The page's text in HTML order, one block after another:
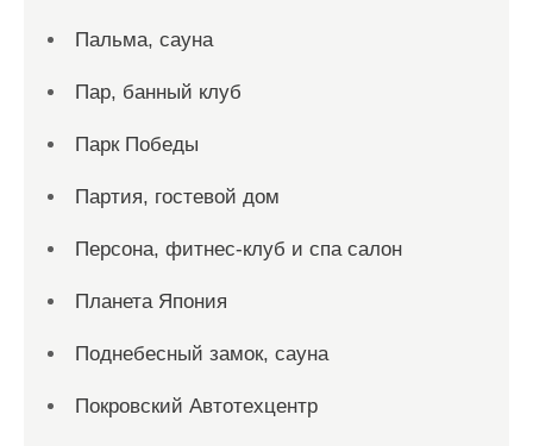
Пальма, сауна
Пар, банный клуб
Парк Победы
Партия, гостевой дом
Персона, фитнес-клуб и спа салон
Планета Япония
Поднебесный замок, сауна
Покровский Автотехцентр